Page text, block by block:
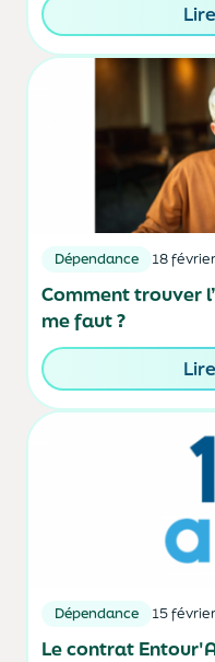
Dépendance 18
Comment trouver
me faut ?
Dépendance 15
Le contrat